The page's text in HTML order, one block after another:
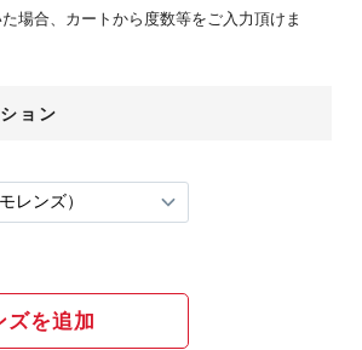
場合、カートから度数等をご入力頂けま
ョン